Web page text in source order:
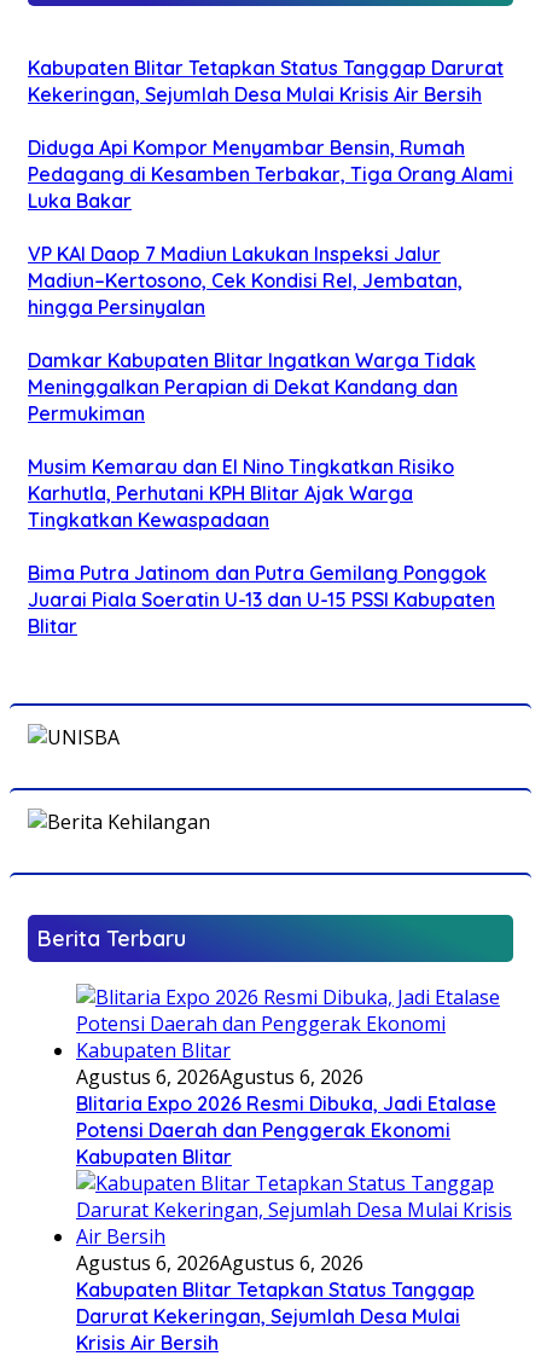
Kabupaten Blitar Tetapkan Status Tanggap Darurat
Kekeringan, Sejumlah Desa Mulai Krisis Air Bersih
Diduga Api Kompor Menyambar Bensin, Rumah
Pedagang di Kesamben Terbakar, Tiga Orang Alami
Luka Bakar
VP KAI Daop 7 Madiun Lakukan Inspeksi Jalur
Madiun–Kertosono, Cek Kondisi Rel, Jembatan,
hingga Persinyalan
Damkar Kabupaten Blitar Ingatkan Warga Tidak
Meninggalkan Perapian di Dekat Kandang dan
Permukiman
Musim Kemarau dan El Nino Tingkatkan Risiko
Karhutla, Perhutani KPH Blitar Ajak Warga
Tingkatkan Kewaspadaan
Bima Putra Jatinom dan Putra Gemilang Ponggok
Juarai Piala Soeratin U-13 dan U-15 PSSI Kabupaten
Blitar
Berita Terbaru
Agustus 6, 2026Agustus 6, 2026
Blitaria Expo 2026 Resmi Dibuka, Jadi Etalase
Potensi Daerah dan Penggerak Ekonomi
Kabupaten Blitar
Agustus 6, 2026Agustus 6, 2026
Kabupaten Blitar Tetapkan Status Tanggap
Darurat Kekeringan, Sejumlah Desa Mulai
Krisis Air Bersih